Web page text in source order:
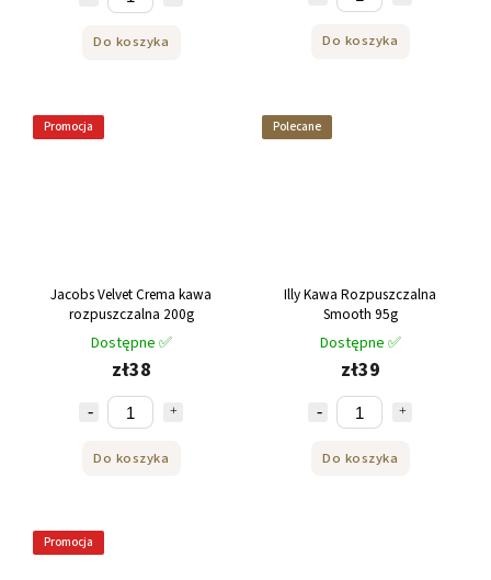
Do koszyka Do koszyka
Promocja
Jacobs Velvet Crema kawa
rozpuszczalna 200g
Dostępne ✅
zł38
Do koszyka
Polecane
Illy Kawa Rozpuszczalna
Smooth 95g
Dostępne ✅
zł39
Do koszyka
Promocja